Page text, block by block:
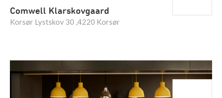
Comwell Klarskovgaard
Korsør Lystskov 30 ,4220 Korsør